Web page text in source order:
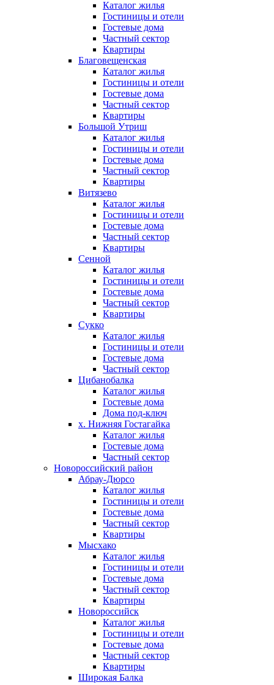
Каталог жилья
Гостиницы и отели
Гостевые дома
Частный сектор
Квартиры
Благовещенская
Каталог жилья
Гостиницы и отели
Гостевые дома
Частный сектор
Квартиры
Большой Утриш
Каталог жилья
Гостиницы и отели
Гостевые дома
Частный сектор
Квартиры
Витязево
Каталог жилья
Гостиницы и отели
Гостевые дома
Частный сектор
Квартиры
Сенной
Каталог жилья
Гостиницы и отели
Гостевые дома
Частный сектор
Квартиры
Сукко
Каталог жилья
Гостиницы и отели
Гостевые дома
Частный сектор
Цибанобалка
Каталог жилья
Гостевые дома
Дома под-ключ
х. Нижняя Гостагайка
Каталог жилья
Гостевые дома
Частный сектор
Новороссийский район
Абрау-Дюрсо
Каталог жилья
Гостиницы и отели
Гостевые дома
Частный сектор
Квартиры
Мысхако
Каталог жилья
Гостиницы и отели
Гостевые дома
Частный сектор
Квартиры
Новороссийск
Каталог жилья
Гостиницы и отели
Гостевые дома
Частный сектор
Квартиры
Широкая Балка